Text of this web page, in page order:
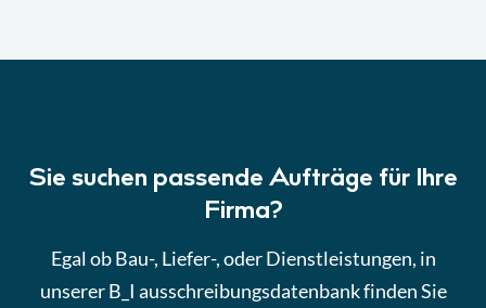
Sie suchen passende Aufträge für Ihre
Firma?
Egal ob Bau-, Liefer-, oder Dienstleistungen, in
unserer B_I ausschreibungsdatenbank finden Sie